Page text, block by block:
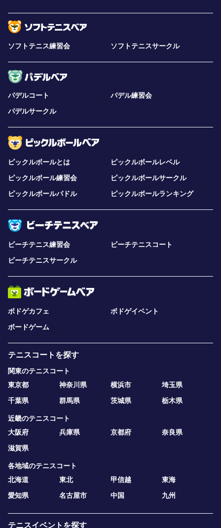
ソフトテニス練習会 ソフトテニスサークル
パデルコート
パデル練習会
パデルサークル
ピックルボールとは
ピックルボールレベル
ピックルボール練習会
ピックルボールサークル
ピックルボールパドル
ピックルボールランキング
ビーチテニス練習会
ビーチテニスコート
ビーチテニスサークル
ボドゲカフェ
ボドゲイベント
ボードゲーム
テニスコートを探す
関東のテニスコート
東京都
神奈川県 横浜市
埼玉県
千葉県
群馬県 茨城県 栃木県
近畿のテニスコート
大阪府
兵庫県 京都府
奈良県
滋賀県
各地域のテニスコート
北海道
東北 甲信越
東海
愛知県
名古屋市 中国 九州
テニスイベントを探す